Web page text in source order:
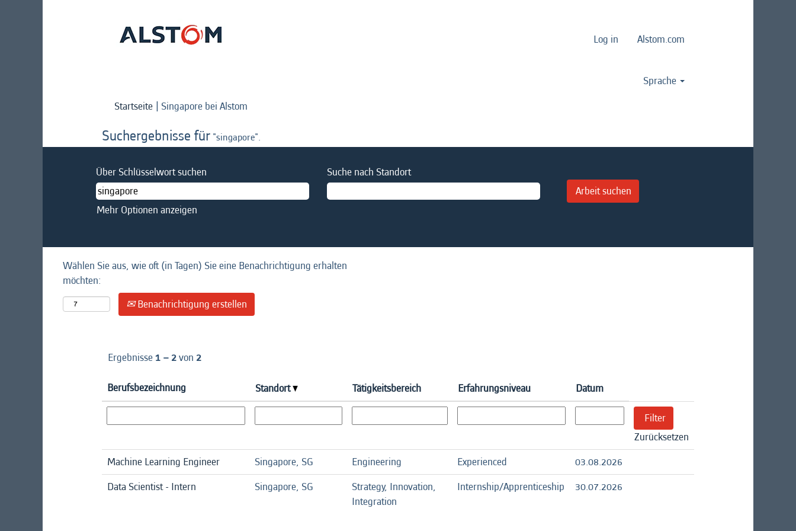
Log in Alstom.com
Sprache
Startseite | Singapore bei Alstom
Suchergebnisse für "singapore".
Über Schlüsselwort suchen Suche nach Standort
Mehr Optionen anzeigen
Wählen Sie aus, wie oft (in Tagen) Sie eine Benachrichtigung erhalten
möchten:
Benachrichtigung erstellen
Ergebnisse1 – 2von 2
Berufsbezeichnung Standort Tätigkeitsbereich Erfahrungsniveau Datum
Zurücksetzen
Machine Learning Engineer
Singapore, SG Engineering Experienced
03.08.2026
Data Scientist - Intern
Singapore, SG
Strategy, Innovation,
Integration
Internship/Apprenticeship 30.07.2026